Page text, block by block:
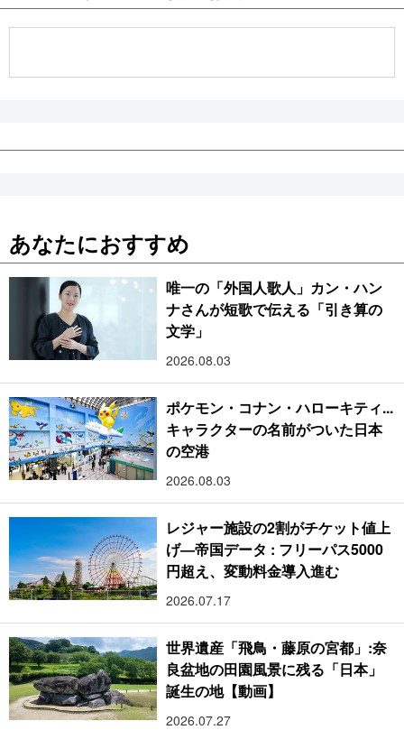
あなたにおすすめ
唯一の「外国人歌人」カン・ハン
ナさんが短歌で伝える「引き算の
文学」
2026.08.03
ポケモン・コナン・ハローキティ...
キャラクターの名前がついた日本
の空港
2026.08.03
レジャー施設の2割がチケット値上
げ―帝国データ : フリーパス5000
円超え、変動料金導入進む
2026.07.17
世界遺産「飛鳥・藤原の宮都」:奈
良盆地の田園風景に残る「日本」
誕生の地【動画】
2026.07.27